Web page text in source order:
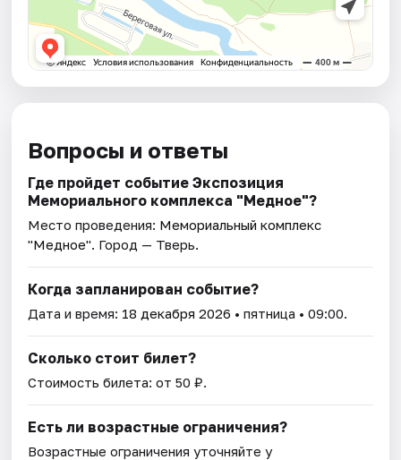
Вопросы и ответы
Где пройдет событие Экспозиция
Мемориального комплекса "Медное"?
Место проведения: Мемориальный комплекс
"Медное". Город — Тверь.
Когда запланирован событие?
Дата и время: 18 декабря 2026 • пятница • 09:00.
Сколько стоит билет?
Стоимость билета: от 50 ₽.
Есть ли возрастные ограничения?
Возрастные ограничения уточняйте у